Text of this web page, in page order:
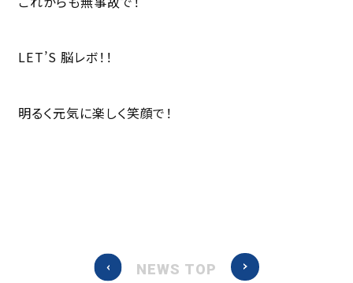
LET’S 脳レボ！！
明るく元気に楽しく笑顔で！
NEWS TOP